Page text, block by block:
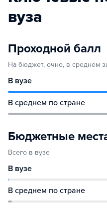
вуза
Проходной балл
На бюджет, очно, в среднем
В вузе
В среднем по стране
Бюджетные
Всего в вузе
В вузе
В среднем по стране